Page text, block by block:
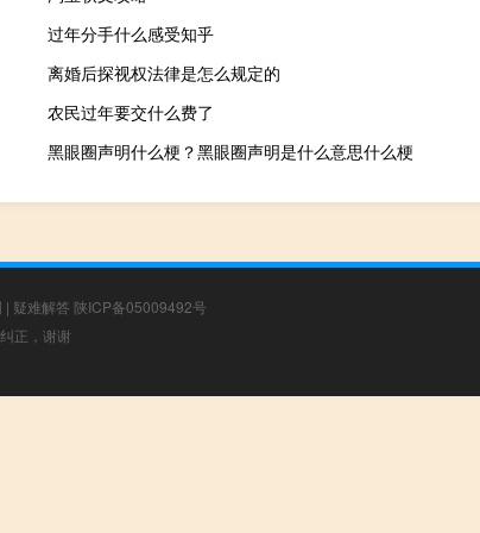
过年分手什么感受知乎
离婚后探视权法律是怎么规定的
农民过年要交什么费了
黑眼圈声明什么梗？黑眼圈声明是什么意思什么梗
| 疑难解答 陕ICP备05009492号
正，谢谢